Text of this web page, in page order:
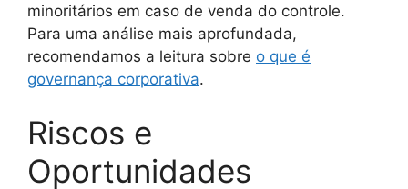
minoritários em caso de venda do controle.
Para uma análise mais aprofundada,
recomendamos a leitura sobre o que é
governança corporativa.
Riscos e
Oportunidades